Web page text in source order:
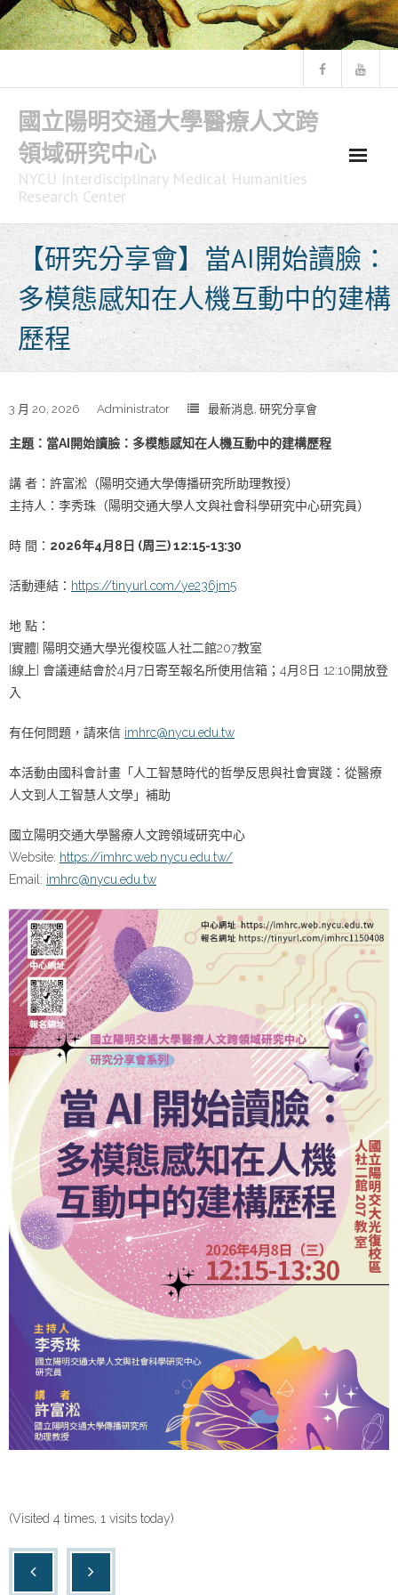
Skip
to
content
國立陽明交通大學醫療人文跨
領域研究中心
NYCU Interdisciplinary Medical Humanities
Research Center
【研究分享會】當AI開始讀臉：
多模態感知在人機互動中的建構
歷程
3 月 20, 2026 Administrator 最新消息, 研究分享會
主題：當AI開始讀臉：多模態感知在人機互動中的建構歷程
講 者：許富淞（陽明交通大學傳播研究所助理教授）
主持人：李秀珠（陽明交通大學人文與社會科學研究中心研究員）
時 間： 2026年4月8日 (周三) 12:15-13:30
活動連結： https://tinyurl.com/ye236jm5
地 點：
[實體] 陽明交通大學光復校區人社二館207教室
[線上] 會議連結會於4月7日寄至報名所使用信箱；4月8日 12:10開放登
入
有任何問題，請來信 imhrc@nycu.edu.tw
本活動由國科會計畫「人工智慧時代的哲學反思與社會實踐：從醫療
人文到人工智慧人文學」補助
國立陽明交通大學醫療人文跨領域研究中心
Website: https://imhrc.web.nycu.edu.tw/
Email: imhrc@nycu.edu.tw
(Visited 4 times, 1 visits today)